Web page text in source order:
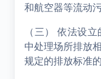
和航空器等流动
（三）
依法设立
中处理场所排放
规定的排放标准的